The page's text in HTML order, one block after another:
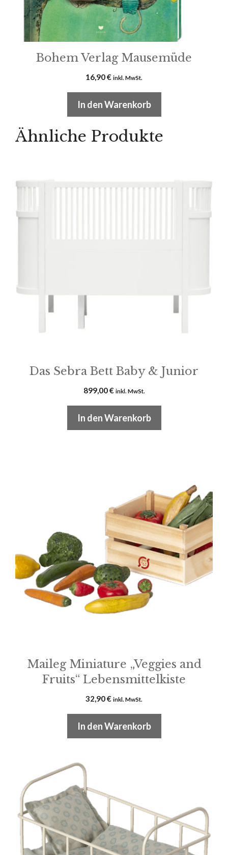
Bohem Verlag Mausemüde
16,90€ inkl. MwSt.
In den Warenkorb
Ähnliche Produkte
Das Sebra Bett Baby & Junior
899,00€ inkl. MwSt.
In den Warenkorb
Maileg Miniature „Veggies and
Fruits“ Lebensmittelkiste
32,90€ inkl. MwSt.
In den Warenkorb